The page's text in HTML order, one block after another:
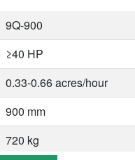
9Q-900
≥40 HP
0.33-0.66 acres/hour
900 mm
720 kg